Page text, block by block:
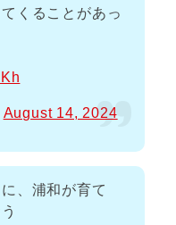
くることがあっ
August 14, 2024
、浦和が育て